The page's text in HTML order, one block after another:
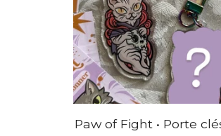
Paw of Fight • Porte